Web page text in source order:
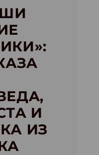
И
ИЗ